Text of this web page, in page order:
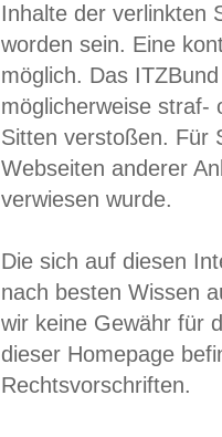
Inhalte der verlinkten
worden sein. Eine
möglich. Das
möglicherweise straf-
Sitten verstoßen. Für
Webseiten anderer
verwiesen wurde.
Die sich auf diesen
nach besten Wissen
wir keine Gewähr für
dieser Homepage
Rechtsvorschriften.